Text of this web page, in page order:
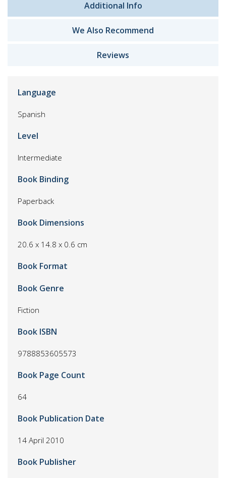
Additional Info
We Also Recommend
Reviews
Language
Spanish
Level
Intermediate
Book Binding
Paperback
Book Dimensions
20.6 x 14.8 x 0.6 cm
Book Format
Book Genre
Fiction
Book ISBN
9788853605573
Book Page Count
64
Book Publication Date
14 April 2010
Book Publisher